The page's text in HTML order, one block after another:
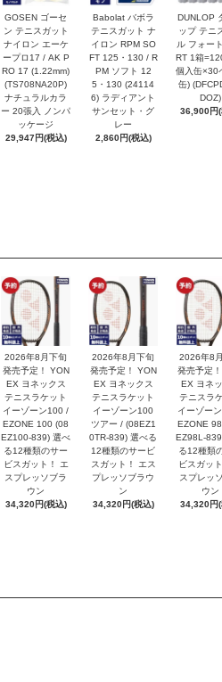
GOSEN ゴーセ
ン テニスガット
ナイロン エーケ
ープロ17 / AK P
RO 17 (1.22mm)
(TS708NA20P)
ナチュラルカラ
ー 20張入 ノンパ
ッケージ
29,947円(税込)
Babolat バボラ
テニスガット ナ
イロン RPM SO
FT 125・130 / R
PM ソフト 12
5・130 (24114
6) ラディアント
サンセット・グ
レー
2,860円(税込)
DUNLOP
ップ テニ
ル フォー
RT 1箱
個入缶×30
缶)
DOZ)
36,900円(
2026年8月下旬
発売予定！ YON
EX ヨネックス
テニスラケット
イーゾーン100 /
EZONE 100 (08
EZ100-839) 選べ
る12種類のサー
ビスガット！ エ
スプレッソブラ
ウン
34,320円(税込)
2026年8月下旬
発売予定！ YON
EX ヨネックス
テニスラケット
イーゾーン100
ツアー / (08EZ1
0TR-839) 選べる
12種類のサービ
スガット！ エス
プレッソブラウ
ン
34,320円(税込)
2026年8
発売予定
EX ヨネ
テニスラ
イーゾー
EZONE
EZ98L-
る12種類
ビスガッ
スプレッ
ウン
34,320円(